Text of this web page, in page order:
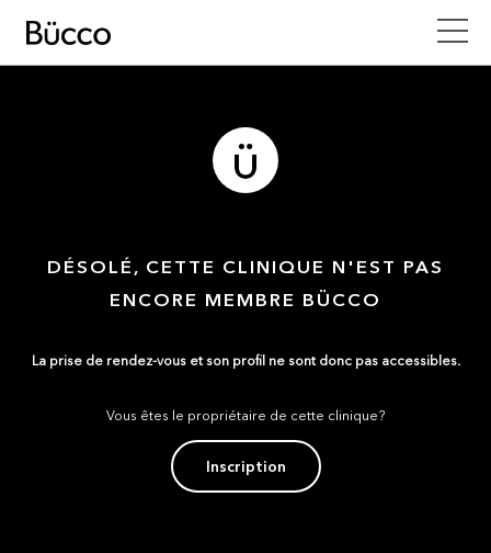
DÉSOLÉ, CETTE CLINIQUE N'EST PAS
ENCORE MEMBRE BÜCCO
La prise de rendez-vous et son profil ne sont donc pas accessibles.
Vous êtes le propriétaire de cette clinique?
Inscription